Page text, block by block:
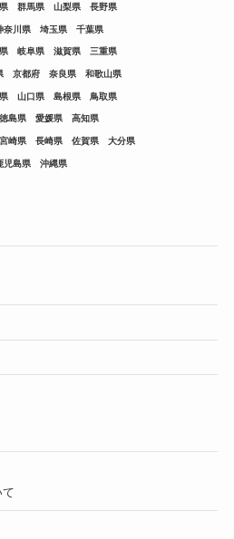
群馬県 山梨県 長野県
奈川県 埼玉県 千葉県
岐阜県 滋賀県 三重県
京都府 奈良県 和歌山県
山口県 島根県 鳥取県
徳島県 愛媛県 高知県
宮崎県 長崎県 佐賀県 大分県
児島県 沖縄県